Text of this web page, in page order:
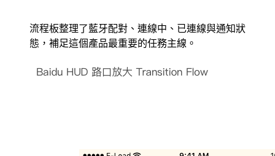
流程板整理了藍牙配對、連線中、已連線與通知狀
態，補足這個產品最重要的任務主線。